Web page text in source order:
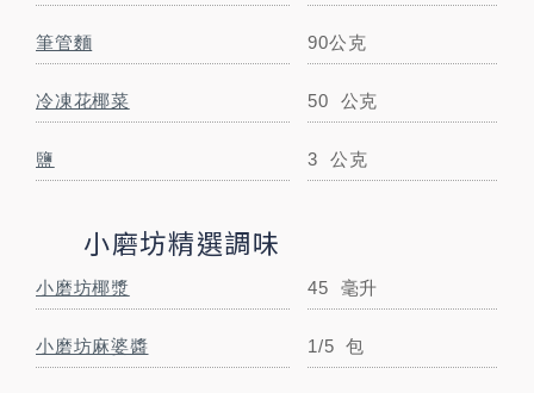
筆管麵 90公克
冷凍花椰菜 50 公克
鹽 3 公克
小磨坊精選調味
小磨坊椰漿 45 毫升
小磨坊麻婆醬 1/5 包
STEP01
食材準備